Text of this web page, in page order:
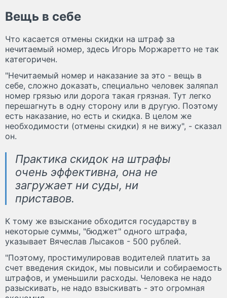
Вещь в себе
Что касается отмены скидки на штраф за
нечитаемый номер, здесь Игорь Моржаретто не так
категоричен.
"Нечитаемый номер и наказание за это - вещь в
себе, сложно доказать, специально человек заляпал
номер грязью или дорога такая грязная. Тут легко
перешагнуть в одну сторону или в другую. Поэтому
есть наказание, но есть и скидка. В целом же
необходимости (отмены скидки) я не вижу", - сказал
он.
Практика скидок на штрафы
очень эффективна, она не
загружает ни суды, ни
приставов.
К тому же взыскание обходится государству в
некоторые суммы, "бюджет" одного штрафа,
указывает Вячеслав Лысаков - 500 рублей.
"Поэтому, простимулировав водителей платить за
счет введения скидок, мы повысили и собираемость
штрафов, и уменьшили расходы. Человека не надо
разыскивать, не надо взыскивать - это огромная